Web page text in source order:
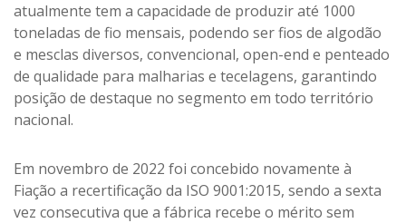
atualmente tem a capacidade de produzir até 1000
toneladas de fio mensais, podendo ser fios de algodão
e mesclas diversos, convencional, open-end e penteado
de qualidade para malharias e tecelagens, garantindo
posição de destaque no segmento em todo território
nacional.
Em novembro de 2022 foi concebido novamente à
Fiação a recertificação da ISO 9001:2015, sendo a sexta
vez consecutiva que a fábrica recebe o mérito sem